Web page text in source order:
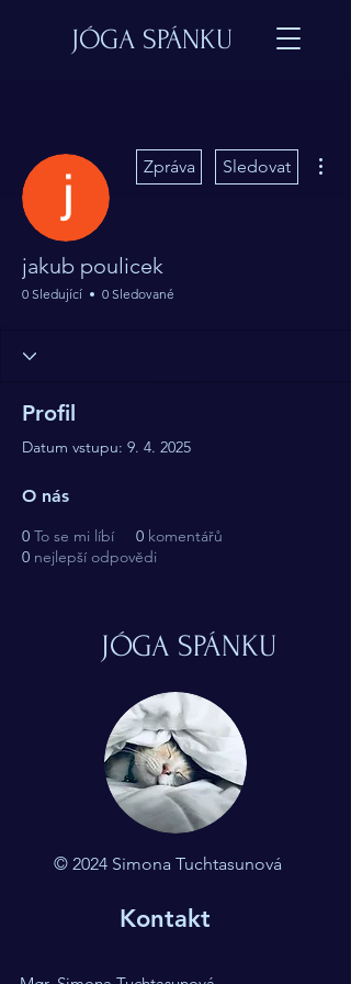
JÓGA SPÁNKU
Zpráva Sledovat
jakub poulicek
0 Sledující 0 Sledované
Profil
Datum vstupu: 9. 4. 2025
O nás
0 To se mi líbí 0 komentářů
0 nejlepší odpovědi
JÓGA SPÁNKU
© 2024 Simona Tuchtasunová
Kontakt